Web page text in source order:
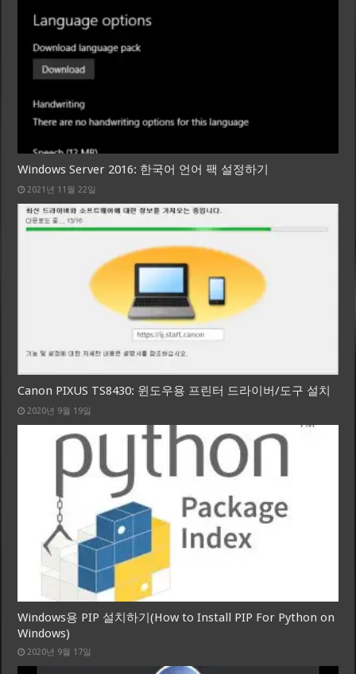
Windows Server 2016: 한국어 언어 팩 설정하기
2021년 11월 22일
Canon PIXUS TS8430: 윈도우용 프린터 드라이버/도구 설치
2020년 9월 19일
Windows용 PIP 설치하기(How to Install PIP For Python on
Windows)
2020년 9월 17일